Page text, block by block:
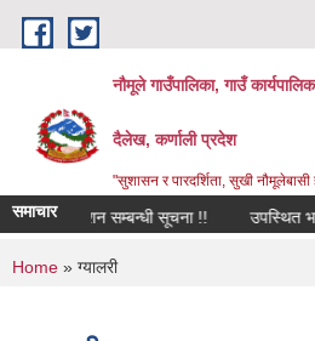
Skip to main content
नौमूले गाउँपालिका, गाउँ
दैलेख, कर्णाली प्रदेश
"सुशासन र पारदर्शिता, सुखी नौमूलेबासी
समाचार
प्रकाशन सम्बन्धी सूचना !! उपस्थित भई दिने
You are here
Home » ग्यालरी